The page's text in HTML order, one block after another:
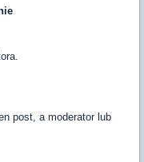
post, a moderator lub